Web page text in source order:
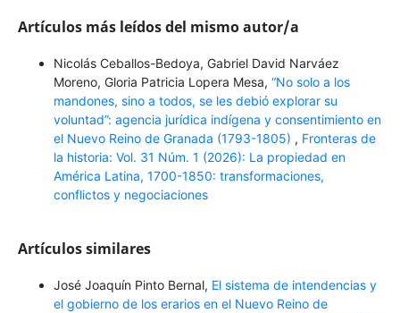
Artículos más leídos del mismo autor/a
Nicolás Ceballos-Bedoya, Gabriel David Narváez
Moreno, Gloria Patricia Lopera Mesa, “No solo a los
mandones, sino a todos, se les debió explorar su
voluntad”: agencia jurídica indígena y consentimiento en
el Nuevo Reino de Granada (1793-1805) , Fronteras de
la historia: Vol. 31 Núm. 1 (2026): La propiedad en
América Latina, 1700-1850: transformaciones,
conflictos y negociaciones
Artículos similares
José Joaquín Pinto Bernal, El sistema de intendencias y
el gobierno de los erarios en el Nuevo Reino de